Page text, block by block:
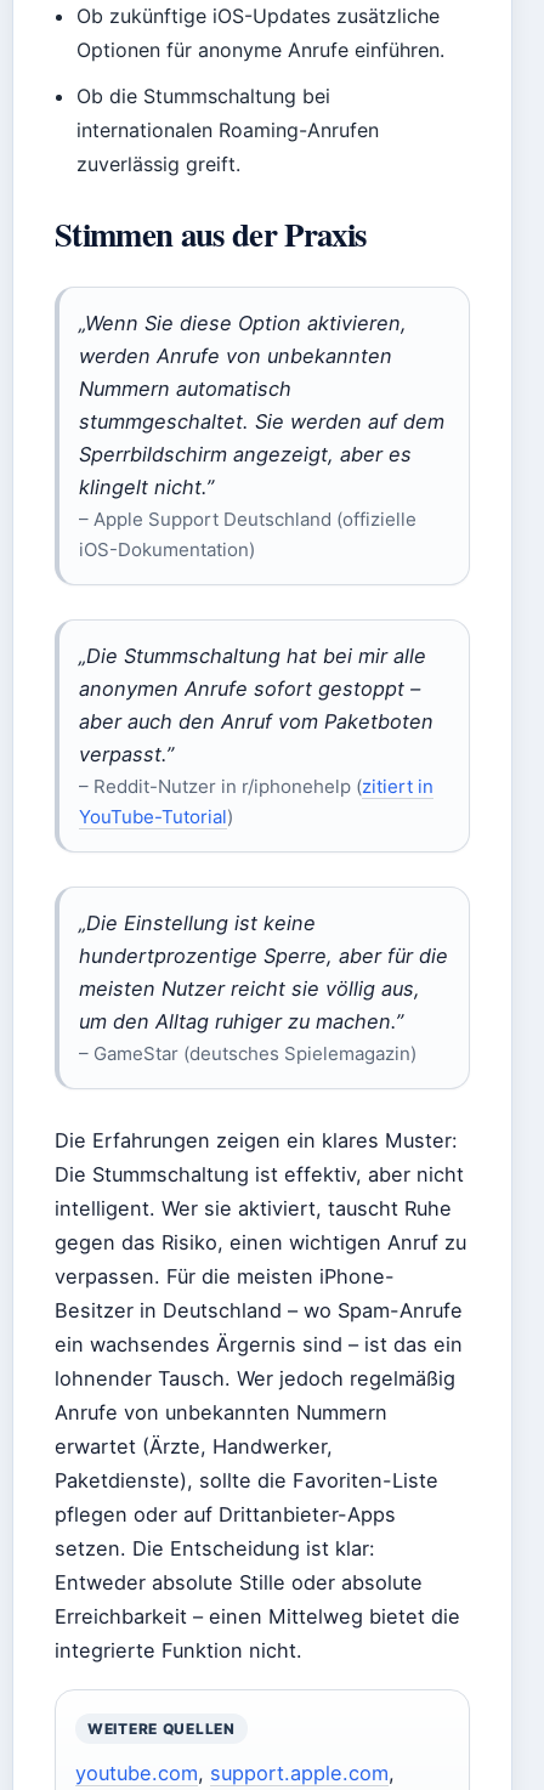
Ob zukünftige iOS-Updates zusätzliche
Optionen für anonyme Anrufe einführen.
Ob die Stummschaltung bei
internationalen Roaming-Anrufen
zuverlässig greift.
Stimmen aus der Praxis
„Wenn Sie diese Option aktivieren,
werden Anrufe von unbekannten
Nummern automatisch
stummgeschaltet. Sie werden auf dem
Sperrbildschirm angezeigt, aber es
klingelt nicht.”
– Apple Support Deutschland (offizielle
iOS-Dokumentation)
„Die Stummschaltung hat bei mir alle
anonymen Anrufe sofort gestoppt –
aber auch den Anruf vom Paketboten
verpasst.”
– Reddit-Nutzer in r/iphonehelp (zitiert in
YouTube-Tutorial)
„Die Einstellung ist keine
hundertprozentige Sperre, aber für die
meisten Nutzer reicht sie völlig aus,
um den Alltag ruhiger zu machen.”
– GameStar (deutsches Spielemagazin)
Die Erfahrungen zeigen ein klares Muster:
Die Stummschaltung ist effektiv, aber nicht
intelligent. Wer sie aktiviert, tauscht Ruhe
gegen das Risiko, einen wichtigen Anruf zu
verpassen. Für die meisten iPhone-
Besitzer in Deutschland – wo Spam-Anrufe
ein wachsendes Ärgernis sind – ist das ein
lohnender Tausch. Wer jedoch regelmäßig
Anrufe von unbekannten Nummern
erwartet (Ärzte, Handwerker,
Paketdienste), sollte die Favoriten-Liste
pflegen oder auf Drittanbieter-Apps
setzen. Die Entscheidung ist klar:
Entweder absolute Stille oder absolute
Erreichbarkeit – einen Mittelweg bietet die
integrierte Funktion nicht.
WEITERE QUELLEN
youtube.com, support.apple.com,